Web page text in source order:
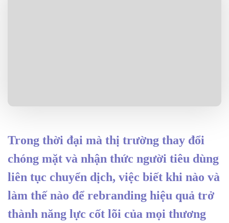
Trong thời đại mà thị trường thay đổi
chóng mặt và nhận thức người tiêu dùng
liên tục chuyển dịch, việc biết khi nào và
làm thế nào để rebranding hiệu quả trở
thành năng lực cốt lõi của mọi thương